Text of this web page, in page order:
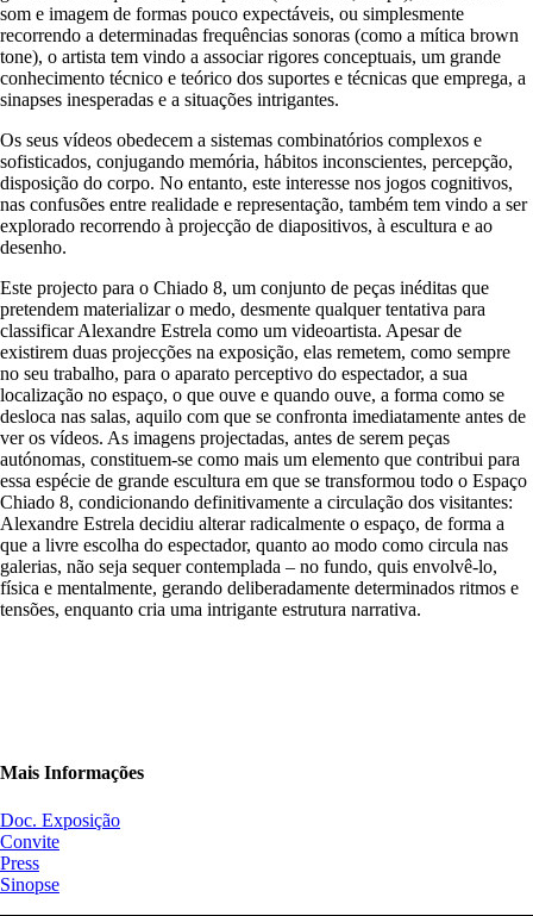
som e imagem de formas pouco expectáveis, ou simplesmente
recorrendo a determinadas frequências sonoras (como a mítica brown
tone), o artista tem vindo a associar rigores conceptuais, um grande
conhecimento técnico e teórico dos suportes e técnicas que emprega, a
sinapses inesperadas e a situações intrigantes.
Os seus vídeos obedecem a sistemas combinatórios complexos e
sofisticados, conjugando memória, hábitos inconscientes, percepção,
disposição do corpo. No entanto, este interesse nos jogos cognitivos,
nas confusões entre realidade e representação, também tem vindo a ser
explorado recorrendo à projecção de diapositivos, à escultura e ao
desenho.
Este projecto para o Chiado 8, um conjunto de peças inéditas que
pretendem materializar o medo, desmente qualquer tentativa para
classificar Alexandre Estrela como um videoartista. Apesar de
existirem duas projecções na exposição, elas remetem, como sempre
no seu trabalho, para o aparato perceptivo do espectador, a sua
localização no espaço, o que ouve e quando ouve, a forma como se
desloca nas salas, aquilo com que se confronta imediatamente antes de
ver os vídeos. As imagens projectadas, antes de serem peças
autónomas, constituem-se como mais um elemento que contribui para
essa espécie de grande escultura em que se transformou todo o Espaço
Chiado 8, condicionando definitivamente a circulação dos visitantes:
Alexandre Estrela decidiu alterar radicalmente o espaço, de forma a
que a livre escolha do espectador, quanto ao modo como circula nas
galerias, não seja sequer contemplada – no fundo, quis envolvê-lo,
física e mentalmente, gerando deliberadamente determinados ritmos e
tensões, enquanto cria uma intrigante estrutura narrativa.
Mais Informações
Doc. Exposição
Convite
Press
Sinopse